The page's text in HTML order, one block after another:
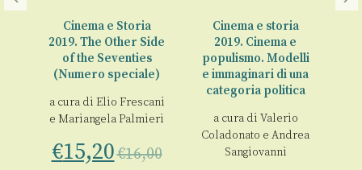
Cinema e Storia
2019. The Other Side
of the Seventies
(Numero speciale)
a cura di Elio Frescani
e Mariangela Palmieri
€15,20€16,00
Cinema e storia
2019. Cinema e
populismo. Modelli
e immaginari di una
categoria politica
a cura di Valerio
Coladonato e Andrea
Sangiovanni